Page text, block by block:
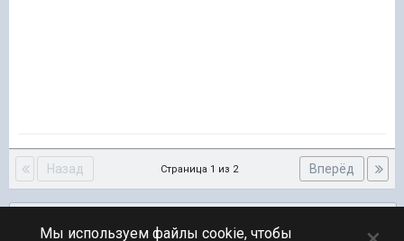
Назад Вперёд
Страница 1 из 2
Мы используем файлы cookie, чтобы